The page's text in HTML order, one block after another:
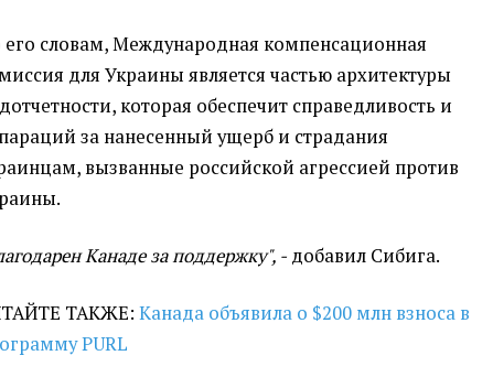
словам, Международная компенсационная
для Украины является частью архитектуры
которая обеспечит справедливость и
за нанесенный ущерб и страдания
вызванные российской агрессией против
Канаде за поддержку", - добавил Сибига.
ТАКЖЕ:Канада объявила о $200 млн взноса в
PURL